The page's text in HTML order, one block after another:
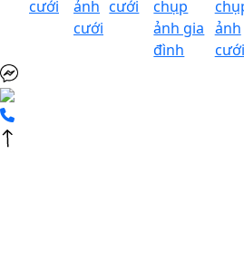
cưới
ảnh
cưới
cưới
chụp
ảnh gia
đình
ảnh
cưới